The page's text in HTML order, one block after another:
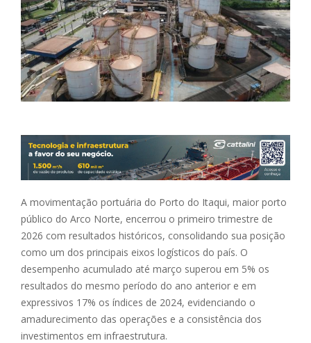
A movimentação portuária do Porto do Itaqui, maior porto
público do Arco Norte, encerrou o primeiro trimestre de
2026 com resultados históricos, consolidando sua posição
como um dos principais eixos logísticos do país. O
desempenho acumulado até março superou em 5% os
resultados do mesmo período do ano anterior e em
expressivos 17% os índices de 2024, evidenciando o
amadurecimento das operações e a consistência dos
investimentos em infraestrutura.